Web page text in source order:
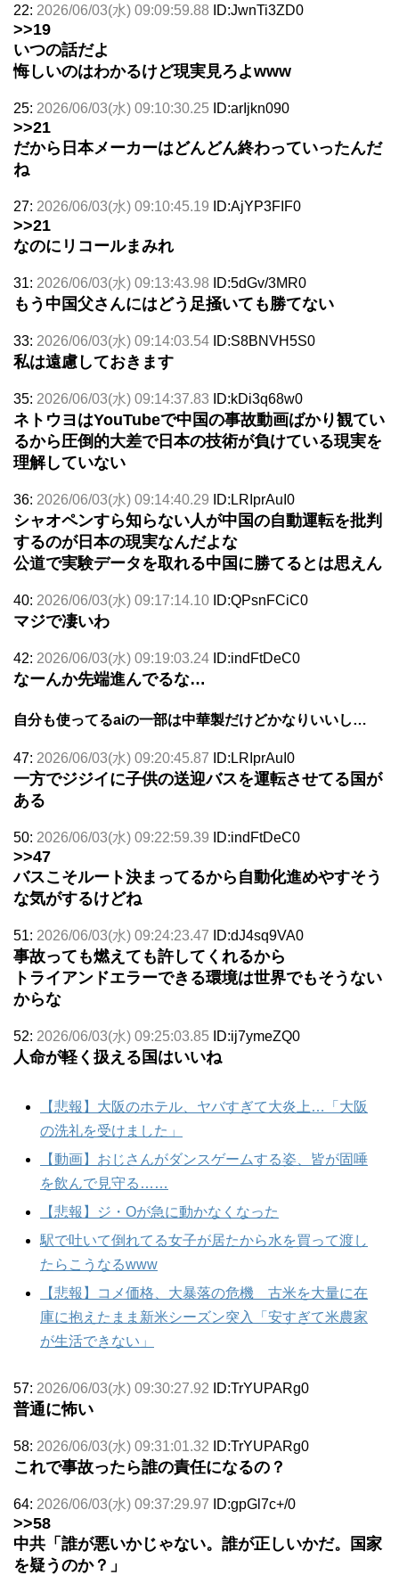
22: 2026/06/03(水) 09:09:59.88 ID:JwnTi3ZD0
>>19
いつの話だよ
悔しいのはわかるけど現実見ろよwww
25: 2026/06/03(水) 09:10:30.25 ID:arIjkn090
>>21
だから日本メーカーはどんどん終わっていったんだ
ね
27: 2026/06/03(水) 09:10:45.19 ID:AjYP3FIF0
>>21
なのにリコールまみれ
31: 2026/06/03(水) 09:13:43.98 ID:5dGv/3MR0
もう中国父さんにはどう足掻いても勝てない
33: 2026/06/03(水) 09:14:03.54 ID:S8BNVH5S0
私は遠慮しておきます
35: 2026/06/03(水) 09:14:37.83 ID:kDi3q68w0
ネトウヨはYouTubeで中国の事故動画ばかり観てい
るから圧倒的大差で日本の技術が負けている現実を
理解していない
36: 2026/06/03(水) 09:14:40.29 ID:LRIprAuI0
シャオペンすら知らない人が中国の自動運転を批判
するのが日本の現実なんだよな
公道で実験データを取れる中国に勝てるとは思えん
40: 2026/06/03(水) 09:17:14.10 ID:QPsnFCiC0
マジで凄いわ
42: 2026/06/03(水) 09:19:03.24 ID:indFtDeC0
なーんか先端進んでるな…
自分も使ってるaiの一部は中華製だけどかなりいいし…
47: 2026/06/03(水) 09:20:45.87 ID:LRIprAuI0
一方でジジイに子供の送迎バスを運転させてる国が
ある
50: 2026/06/03(水) 09:22:59.39 ID:indFtDeC0
>>47
バスこそルート決まってるから自動化進めやすそう
な気がするけどね
51: 2026/06/03(水) 09:24:23.47 ID:dJ4sq9VA0
事故っても燃えても許してくれるから
トライアンドエラーできる環境は世界でもそうない
からな
52: 2026/06/03(水) 09:25:03.85 ID:ij7ymeZQ0
人命が軽く扱える国はいいね
【悲報】大阪のホテル、ヤバすぎて大炎上…「大阪
の洗礼を受けました」
【動画】おじさんがダンスゲームする姿、皆が固唾
を飲んで見守る……
【悲報】ジ・Oが急に動かなくなった
駅で吐いて倒れてる女子が居たから水を買って渡し
たらこうなるwww
【悲報】コメ価格、大暴落の危機 古米を大量に在
庫に抱えたまま新米シーズン突入「安すぎて米農家
が生活できない」
57: 2026/06/03(水) 09:30:27.92 ID:TrYUPARg0
普通に怖い
58: 2026/06/03(水) 09:31:01.32 ID:TrYUPARg0
これで事故ったら誰の責任になるの？
64: 2026/06/03(水) 09:37:29.97 ID:gpGl7c+/0
>>58
中共「誰が悪いかじゃない。誰が正しいかだ。国家
を疑うのか？」